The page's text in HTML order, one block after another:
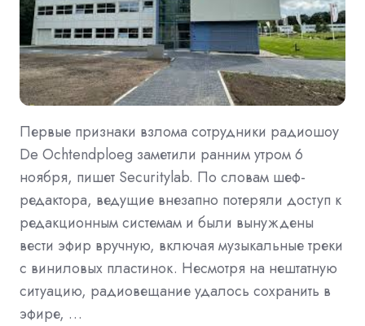
Первые признаки взлома сотрудники радиошоу
De Ochtendploeg заметили ранним утром 6
ноября, пишет Securitylab. По словам шеф-
редактора, ведущие внезапно потеряли доступ к
редакционным системам и были вынуждены
вести эфир вручную, включая музыкальные треки
с виниловых пластинок. Несмотря на нештатную
ситуацию, радиовещание удалось сохранить в
эфире, …